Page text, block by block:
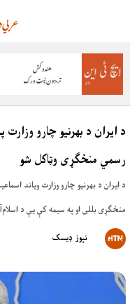
عربي
د ایران د بهرنیو چارو وزارت
رسمي منځګړی وټاکل شو
د ایران د بهرنیو چارو وزارت ویاند
منځګړی بللی او په سیمه کې یې د
نېوز ډیسک